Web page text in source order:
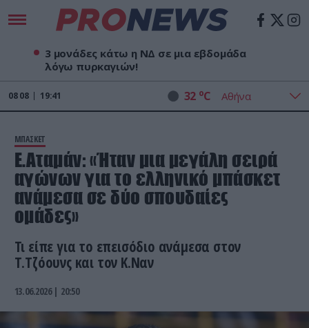
3 μονάδες κάτω η ΝΔ σε μια εβδομάδα
λόγω πυρκαγιών!
08 08 19:41 32 oC
ΜΠΑΣΚΕΤ
Ε.Αταμάν: «Ήταν μια μεγάλη σειρά
αγώνων για το ελληνικό μπάσκετ
ανάμεσα σε δύο σπουδαίες
ομάδες»
Τι είπε για το επεισόδιο ανάμεσα στον
Τ.Τζόουνς και τον Κ.Ναν
13.06.2026 | 20:50